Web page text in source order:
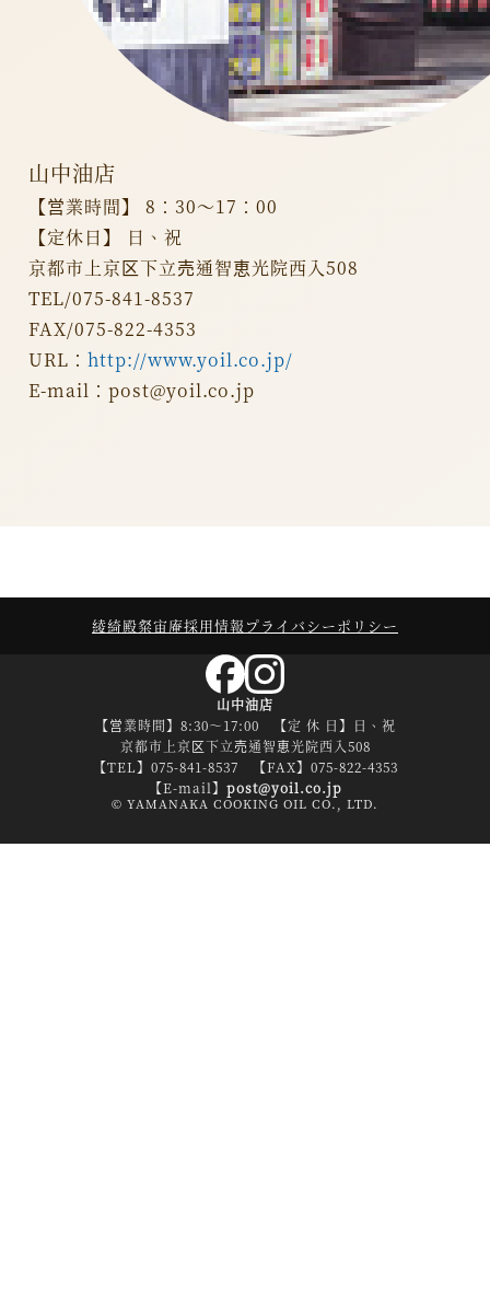
山中油店
【営業時間】 8：30～17：00
【定休日】 日、祝
京都市上京区下立売通智恵光院西入508
TEL/075-841-8537
FAX/075-822-4353
URL： http://www.yoil.co.jp/
E-mail：post@yoil.co.jp
綾綺殿粲宙庵採用情報 プライバシーポリシー
山中油店
【営業時間】8:30～17:00 【定 休 日】日、祝
京都市上京区下立売通智恵光院西入508
【TEL】075-841-8537 【FAX】075-822-4353
【E-mail】 post@yoil.co.jp
© YAMANAKA COOKING OIL CO., LTD.